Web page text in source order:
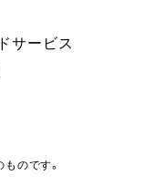
サービス
のです。